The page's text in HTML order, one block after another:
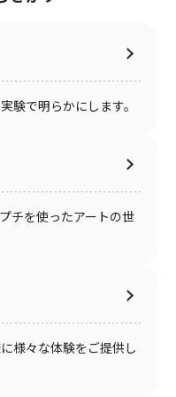
験で明らかにします。
チを使ったアートの世
様々な体験をご提供し